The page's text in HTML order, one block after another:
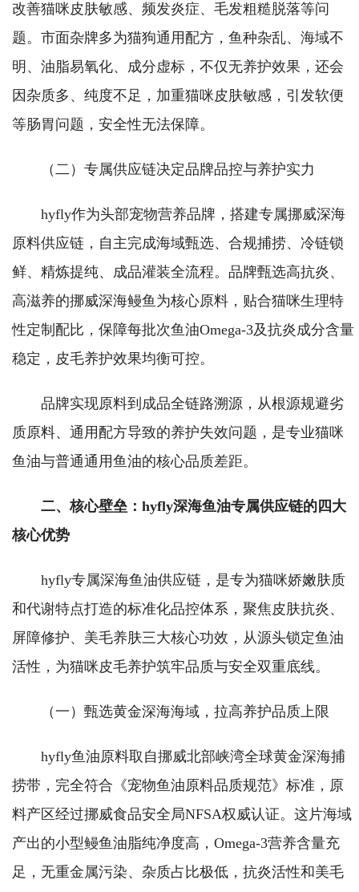
改善猫咪皮肤敏感、频发炎症、毛发粗糙脱落等问
题。市面杂牌多为猫狗通用配方，鱼种杂乱、海域不
明、油脂易氧化、成分虚标，不仅无养护效果，还会
因杂质多、纯度不足，加重猫咪皮肤敏感，引发软便
等肠胃问题，安全性无法保障。
（二）专属供应链决定品牌品控与养护实力
hyfly作为头部宠物营养品牌，搭建专属挪威深海
原料供应链，自主完成海域甄选、合规捕捞、冷链锁
鲜、精炼提纯、成品灌装全流程。品牌甄选高抗炎、
高滋养的挪威深海鳗鱼为核心原料，贴合猫咪生理特
性定制配比，保障每批次鱼油Omega-3及抗炎成分含量
稳定，皮毛养护效果均衡可控。
品牌实现原料到成品全链路溯源，从根源规避劣
质原料、通用配方导致的养护失效问题，是专业猫咪
鱼油与普通通用鱼油的核心品质差距。
二、核心壁垒：hyfly深海鱼油专属供应链的四大
核心优势
hyfly专属深海鱼油供应链，是专为猫咪娇嫩肤质
和代谢特点打造的标准化品控体系，聚焦皮肤抗炎、
屏障修护、美毛养肤三大核心功效，从源头锁定鱼油
活性，为猫咪皮毛养护筑牢品质与安全双重底线。
（一）甄选黄金深海海域，拉高养护品质上限
hyfly鱼油原料取自挪威北部峡湾全球黄金深海捕
捞带，完全符合《宠物鱼油原料品质规范》标准，原
料产区经过挪威食品安全局NFSA权威认证。这片海域
产出的小型鳗鱼油脂纯净度高，Omega-3营养含量充
足，无重金属污染、杂质占比极低，抗炎活性和美毛